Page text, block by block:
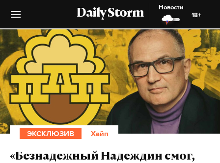
Daily Storm
Новости
18+
ЭКСКЛЮЗИВ Хайп
«Безнадежный Надеждин смог,